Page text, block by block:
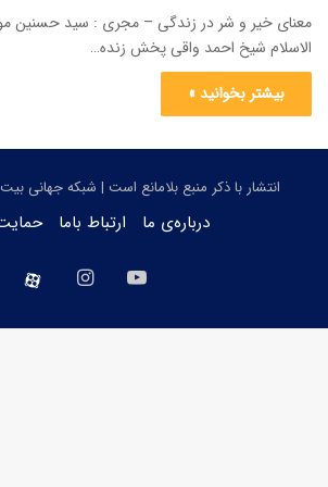
معنای خیر و شر در زندگی – مجری : سید
الاسلام شیخ احمد واقی پخش زنده…
بیشتر بخوانید »
انتشار با ذکر منبع بلامانع است | شبکه جهانی
درباره‌ی ما ارتباط باما
یوتیوب اینستاگرام